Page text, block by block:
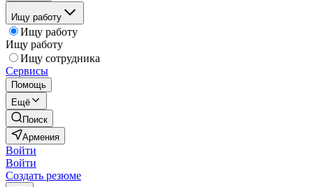
Ищу работу
Ищу работу
Ищу работу
Ищу сотрудника
Сервисы
Помощь
Ещё
Поиск
Армения
Войти
Войти
Создать резюме